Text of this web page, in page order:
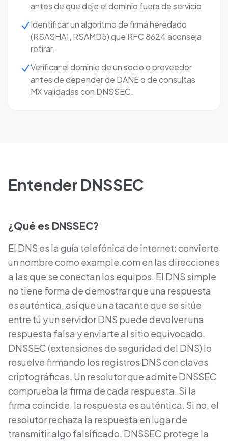
antes de que deje el dominio fuera de servicio.
Identificar un algoritmo de firma heredado
(RSASHA1, RSAMD5) que RFC 8624 aconseja
retirar.
Verificar el dominio de un socio o proveedor
antes de depender de DANE o de consultas
MX validadas con DNSSEC.
Entender DNSSEC
¿Qué es DNSSEC?
El DNS es la guía telefónica de internet: convierte
un nombre como example.com en las direcciones
a las que se conectan los equipos. El DNS simple
no tiene forma de demostrar que una respuesta
es auténtica, así que un atacante que se sitúe
entre tú y un servidor DNS puede devolver una
respuesta falsa y enviarte al sitio equivocado.
DNSSEC (extensiones de seguridad del DNS) lo
resuelve firmando los registros DNS con claves
criptográficas. Un resolutor que admite DNSSEC
comprueba la firma de cada respuesta. Si la
firma coincide, la respuesta es auténtica. Si no, el
resolutor rechaza la respuesta en lugar de
transmitir algo falsificado. DNSSEC protege la